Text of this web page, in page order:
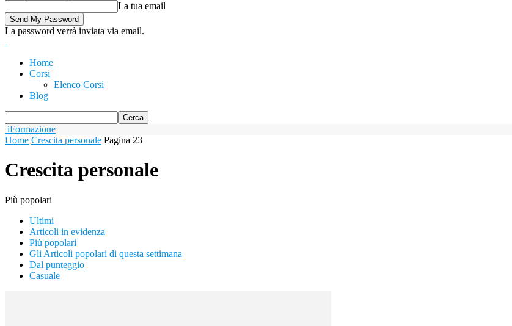
La tua email
La password verrà inviata via email.
Home
Corsi
Elenco Corsi
Blog
iFormazione
Home Crescita personale Pagina 23
Crescita personale
Più popolari
Ultimi
Articoli in evidenza
Più popolari
Gli Articoli popolari di questa settimana
Dal punteggio
Casuale